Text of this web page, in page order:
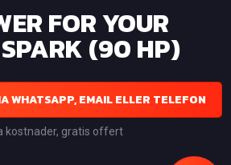
FOR YOUR
(90 HP)
WHATSAPP, EMAIL ELLER TELEFON
kostnader, gratis offert